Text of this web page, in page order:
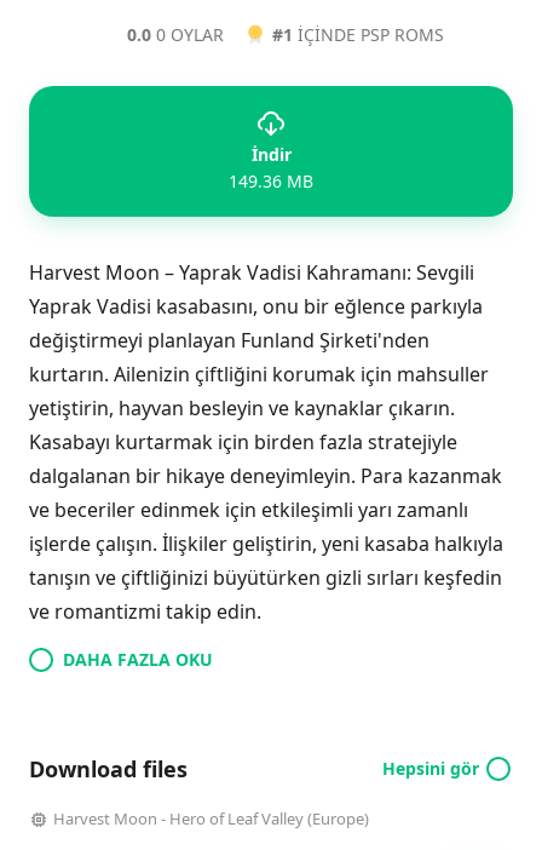
0.0 0 OYLAR #1 IÇINDE PSP ROMS
İndir
149.36 MB
Harvest Moon – Yaprak Vadisi Kahramanı: Sevgili
Yaprak Vadisi kasabasını, onu bir eğlence parkıyla
değiştirmeyi planlayan Funland Şirketi'nden
kurtarın. Ailenizin çiftliğini korumak için mahsuller
yetiştirin, hayvan besleyin ve kaynaklar çıkarın.
Kasabayı kurtarmak için birden fazla stratejiyle
dalgalanan bir hikaye deneyimleyin. Para kazanmak
ve beceriler edinmek için etkileşimli yarı zamanlı
işlerde çalışın. İlişkiler geliştirin, yeni kasaba halkıyla
tanışın ve çiftliğinizi büyütürken gizli sırları keşfedin
ve romantizmi takip edin.
DAHA FAZLA OKU
Download files Hepsini gör
Harvest Moon - Hero of Leaf Valley (Europe)